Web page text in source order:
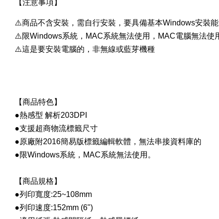
【注意事項】
⚠️商品不含安裝，需自行安裝，要具備基本Windows安裝能
⚠️限Windows系統，MAC系統無法使用， MAC電腦無法使
⚠️這是要安裝電腦的，非無線或藍芽機種
【商品特色】
●熱感型 解析203DPI
●支援超商物流標籤尺寸
●原廠附2016簡易版標籤編輯軟體，無法串接資料庫的
●限Windows系統，MAC系統無法使用。
【商品規格】
●列印寬度:25~108mm
●列印速度:152mm (6")